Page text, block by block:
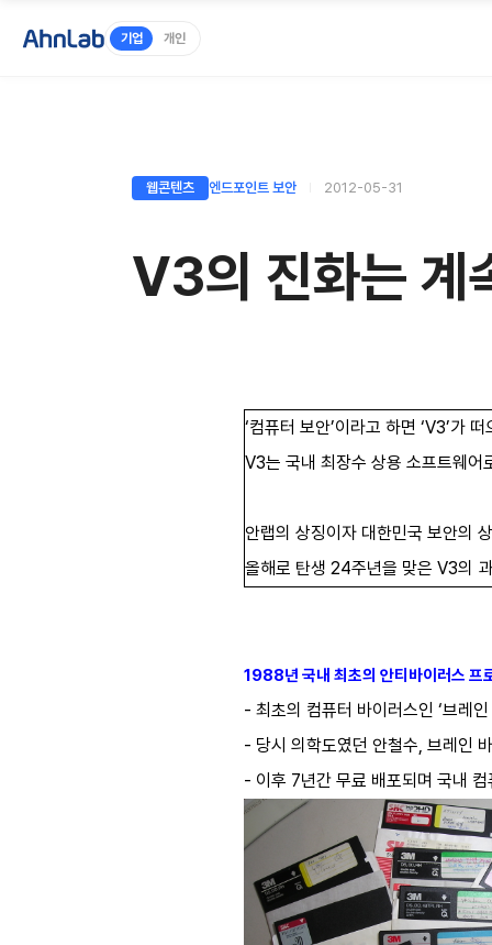
기업 개인
웹콘텐츠 엔드포인트 보안 2012-05-31
V3의 진화는 계
‘컴퓨터 보안’이라고 하면 ‘V3’가
V3는 국내 최장수 상용 소프트웨
안랩의 상징이자 대한민국 보안의
올해로 탄생 24주년을 맞은 V3의
1988년 국내 최초의 안티바이러스 프
- 최초의 컴퓨터 바이러스인 ‘브레
- 당시 의학도였던 안철수, 브레인
- 이후 7년간 무료 배포되며 국내